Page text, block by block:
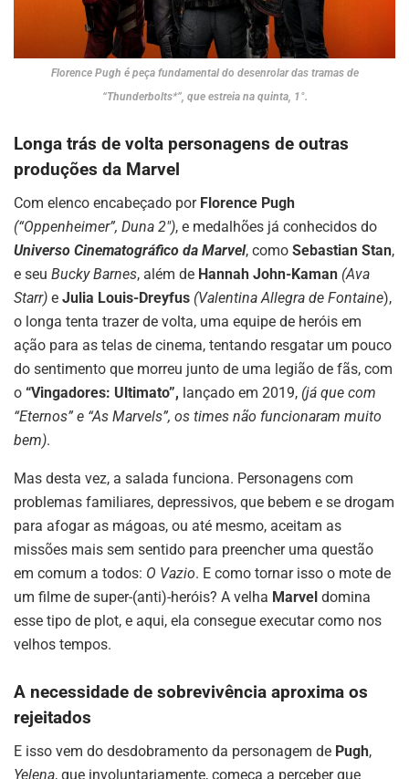
Florence Pugh é peça fundamental do desenrolar das tramas de
“Thunderbolts*”, que estreia na quinta, 1°.
Longa trás de volta personagens de outras
produções da Marvel
Com elenco encabeçado por Florence Pugh
(“Oppenheimer”, Duna 2″), e medalhões já conhecidos do
Universo Cinematográfico da Marvel, como Sebastian Stan,
e seu Bucky Barnes, além de Hannah John-Kaman (Ava
Starr) e Julia Louis-Dreyfus (Valentina Allegra de Fontaine),
o longa tenta trazer de volta, uma equipe de heróis em
ação para as telas de cinema, tentando resgatar um pouco
do sentimento que morreu junto de uma legião de fãs, com
o “Vingadores: Ultimato”, lançado em 2019, (já que com
“Eternos” e “As Marvels”, os times não funcionaram muito
bem).
Mas desta vez, a salada funciona. Personagens com
problemas familiares, depressivos, que bebem e se drogam
para afogar as mágoas, ou até mesmo, aceitam as
missões mais sem sentido para preencher uma questão
em comum a todos: O Vazio. E como tornar isso o mote de
um filme de super-(anti)-heróis? A velha Marvel domina
esse tipo de plot, e aqui, ela consegue executar como nos
velhos tempos.
A necessidade de sobrevivência aproxima os
rejeitados
E isso vem do desdobramento da personagem de Pugh,
Yelena, que involuntariamente, começa a perceber que